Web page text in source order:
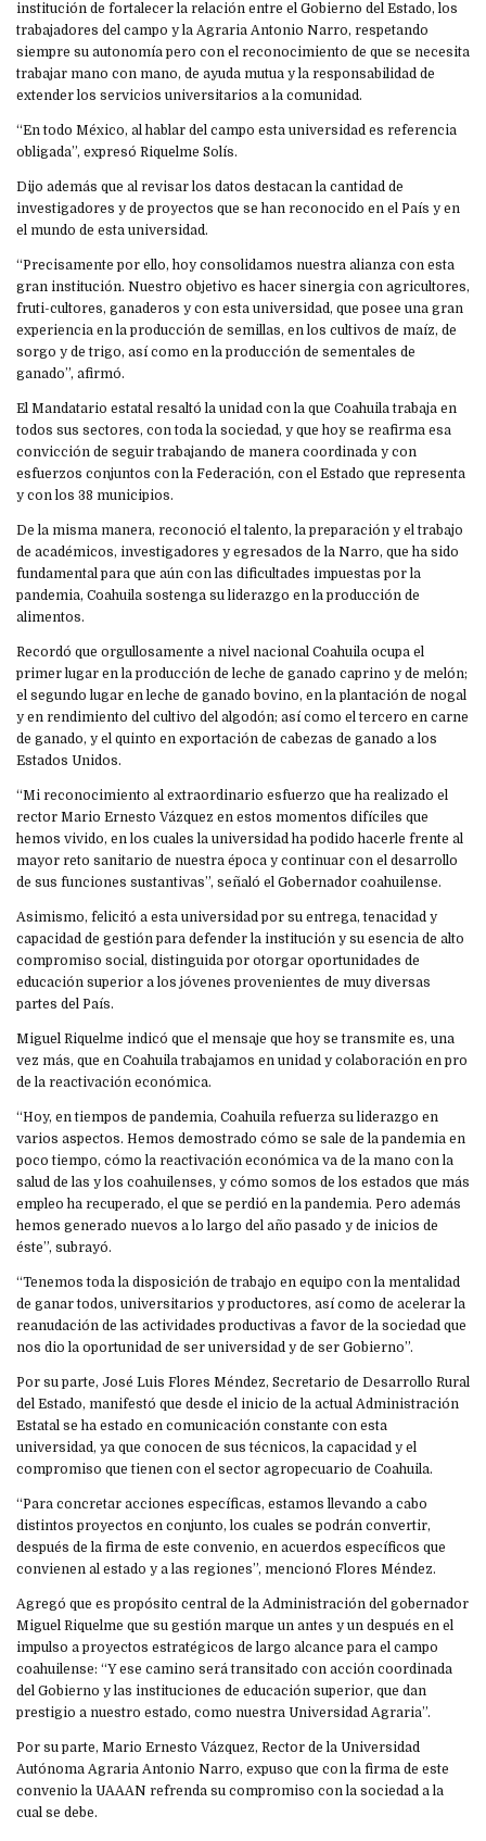
institución de fortalecer la relación entre el Gobierno del Estado, los
trabajadores del campo y la Agraria Antonio Narro, respetando
siempre su autonomía pero con el reconocimiento de que se necesita
trabajar mano con mano, de ayuda mutua y la responsabilidad de
extender los servicios universitarios a la comunidad.
“En todo México, al hablar del campo esta universidad es referencia
obligada”, expresó Riquelme Solís.
Dijo además que al revisar los datos destacan la cantidad de
investigadores y de proyectos que se han reconocido en el País y en
el mundo de esta universidad.
“Precisamente por ello, hoy consolidamos nuestra alianza con esta
gran institución. Nuestro objetivo es hacer sinergia con agricultores,
fruti-cultores, ganaderos y con esta universidad, que posee una gran
experiencia en la producción de semillas, en los cultivos de maíz, de
sorgo y de trigo, así como en la producción de sementales de
ganado”, afirmó.
El Mandatario estatal resaltó la unidad con la que Coahuila trabaja en
todos sus sectores, con toda la sociedad, y que hoy se reafirma esa
convicción de seguir trabajando de manera coordinada y con
esfuerzos conjuntos con la Federación, con el Estado que representa
y con los 38 municipios.
De la misma manera, reconoció el talento, la preparación y el trabajo
de académicos, investigadores y egresados de la Narro, que ha sido
fundamental para que aún con las dificultades impuestas por la
pandemia, Coahuila sostenga su liderazgo en la producción de
alimentos.
Recordó que orgullosamente a nivel nacional Coahuila ocupa el
primer lugar en la producción de leche de ganado caprino y de melón;
el segundo lugar en leche de ganado bovino, en la plantación de nogal
y en rendimiento del cultivo del algodón; así como el tercero en carne
de ganado, y el quinto en exportación de cabezas de ganado a los
Estados Unidos.
“Mi reconocimiento al extraordinario esfuerzo que ha realizado el
rector Mario Ernesto Vázquez en estos momentos difíciles que
hemos vivido, en los cuales la universidad ha podido hacerle frente al
mayor reto sanitario de nuestra época y continuar con el desarrollo
de sus funciones sustantivas”, señaló el Gobernador coahuilense.
Asimismo, felicitó a esta universidad por su entrega, tenacidad y
capacidad de gestión para defender la institución y su esencia de alto
compromiso social, distinguida por otorgar oportunidades de
educación superior a los jóvenes provenientes de muy diversas
partes del País.
Miguel Riquelme indicó que el mensaje que hoy se transmite es, una
vez más, que en Coahuila trabajamos en unidad y colaboración en pro
de la reactivación económica.
“Hoy, en tiempos de pandemia, Coahuila refuerza su liderazgo en
varios aspectos. Hemos demostrado cómo se sale de la pandemia en
poco tiempo, cómo la reactivación económica va de la mano con la
salud de las y los coahuilenses, y cómo somos de los estados que más
empleo ha recuperado, el que se perdió en la pandemia. Pero además
hemos generado nuevos a lo largo del año pasado y de inicios de
éste”, subrayó.
“Tenemos toda la disposición de trabajo en equipo con la mentalidad
de ganar todos, universitarios y productores, así como de acelerar la
reanudación de las actividades productivas a favor de la sociedad que
nos dio la oportunidad de ser universidad y de ser Gobierno”.
Por su parte, José Luis Flores Méndez, Secretario de Desarrollo Rural
del Estado, manifestó que desde el inicio de la actual Administración
Estatal se ha estado en comunicación constante con esta
universidad, ya que conocen de sus técnicos, la capacidad y el
compromiso que tienen con el sector agropecuario de Coahuila.
“Para concretar acciones específicas, estamos llevando a cabo
distintos proyectos en conjunto, los cuales se podrán convertir,
después de la firma de este convenio, en acuerdos específicos que
convienen al estado y a las regiones”, mencionó Flores Méndez.
Agregó que es propósito central de la Administración del gobernador
Miguel Riquelme que su gestión marque un antes y un después en el
impulso a proyectos estratégicos de largo alcance para el campo
coahuilense: “Y ese camino será transitado con acción coordinada
del Gobierno y las instituciones de educación superior, que dan
prestigio a nuestro estado, como nuestra Universidad Agraria”.
Por su parte, Mario Ernesto Vázquez, Rector de la Universidad
Autónoma Agraria Antonio Narro, expuso que con la firma de este
convenio la UAAAN refrenda su compromiso con la sociedad a la
cual se debe.